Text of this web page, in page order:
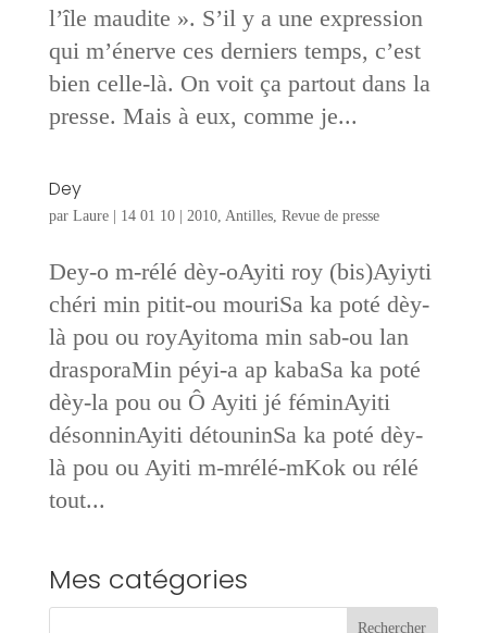
l’île maudite ». S’il y a une expression
qui m’énerve ces derniers temps, c’est
bien celle-là. On voit ça partout dans la
presse. Mais à eux, comme je...
Dey
par Laure| 14 01 10| 2010, Antilles, Revue de presse
Dey-o m-rélé dèy-oAyiti roy (bis)Ayiyti
chéri min pitit-ou mouriSa ka poté dèy-
là pou ou royAyitoma min sab-ou lan
drasporaMin péyi-a ap kabaSa ka poté
dèy-la pou ou Ô Ayiti jé féminAyiti
désonninAyiti détouninSa ka poté dèy-
là pou ou Ayiti m-mrélé-mKok ou rélé
tout...
Mes catégories